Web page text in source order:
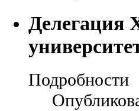
Делегация
Подробности